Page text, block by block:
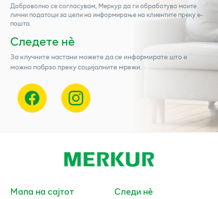
Доброволно се согласувам, Меркурда ги обработува моите
лични податоци за цели на информирање на клиентите преку е-
пошта.
Следете нѐ
За клучните настани можете да се информирате што е
можно побрзо преку социјалните мрежи.
Мапа на сајтот Следи нè